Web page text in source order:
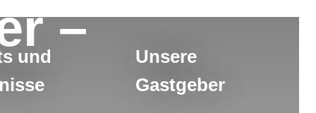
und
Unsere
Gastgeber
–